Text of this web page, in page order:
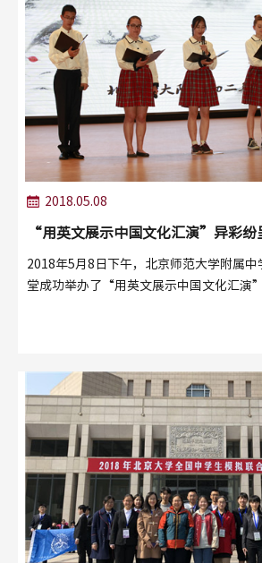
2018.05.08
“用英文展示中国文化汇演”异彩纷
2018年5月8日下午，北京师范大学附属中
堂成功举办了“用英文展示中国文化汇演